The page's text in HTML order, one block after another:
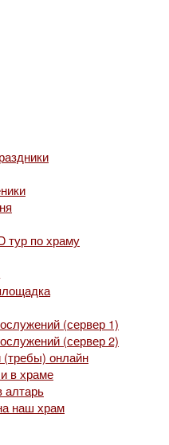
тур по храму
(сервер 1)
(сервер 2)
(требы) онлайн
в храме
алтарь
наш храм